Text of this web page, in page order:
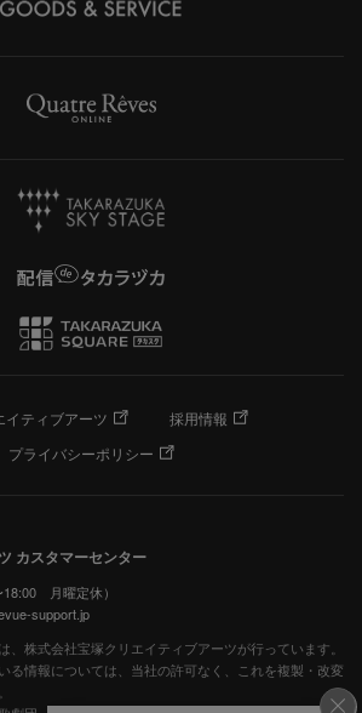
イティブアーツ
採用情報
プライバシーポリシー
カスタマーセンター
月曜定休）
support.jp
、株式会社宝塚クリエイティブアーツが行っています。
る情報については、当社の許可なく、これを複製・改変